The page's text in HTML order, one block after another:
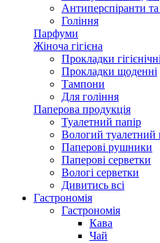
Антиперспіранти та
Гоління
Парфуми
Жіноча гігієна
Прокладки гігієнічні
Прокладки щоденні
Тампони
Для гоління
Паперова продукція
Туалетний папір
Вологий туалетний
Паперові рушники
Паперові серветки
Вологі серветки
Дивитись всі
Гастрономія
Гастрономія
Кава
Чай